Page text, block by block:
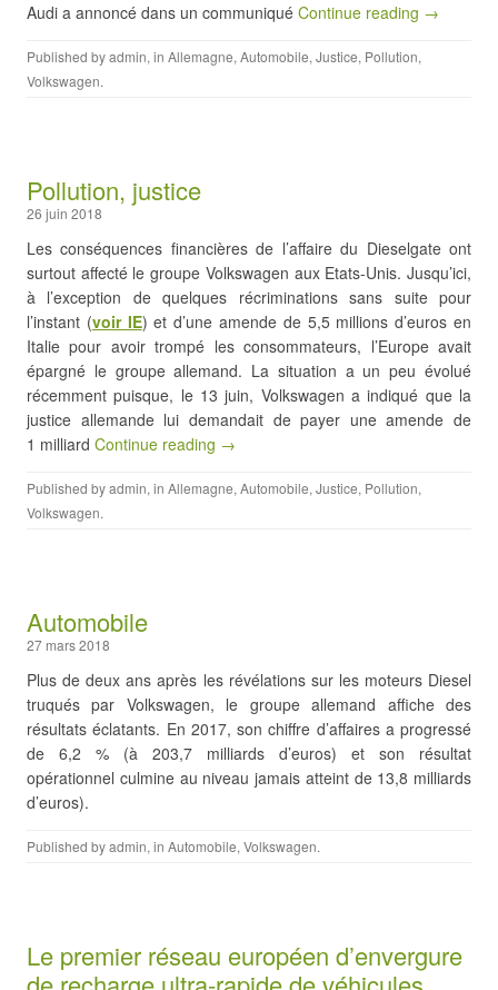
Audi a annoncé dans un communiqué Continue reading →
Published byadmin, in Allemagne, Automobile, Justice, Pollution,
Volkswagen.
Pollution, justice
26 juin 2018
Les conséquences financières de l’affaire du Dieselgate ont
surtout affecté le groupe Volkswagen aux Etats-Unis. Jusqu’ici,
à l’exception de quelques récriminations sans suite pour
l’instant (voir IE) et d’une amende de 5,5 millions d’euros en
Italie pour avoir trompé les consommateurs, l’Europe avait
épargné le groupe allemand. La situation a un peu évolué
récemment puisque, le 13 juin, Volkswagen a indiqué que la
justice allemande lui demandait de payer une amende de
1 milliard Continue reading →
Published byadmin, in Allemagne, Automobile, Justice, Pollution,
Volkswagen.
Automobile
27 mars 2018
Plus de deux ans après les révélations sur les moteurs Diesel
truqués par Volkswagen, le groupe allemand affiche des
résultats éclatants. En 2017, son chiffre d’affaires a progressé
de 6,2 % (à 203,7 milliards d’euros) et son résultat
opérationnel culmine au niveau jamais atteint de 13,8 milliards
d’euros).
Published byadmin, in Automobile, Volkswagen.
Le premier réseau européen d’envergure